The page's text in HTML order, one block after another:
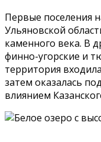
Первые поселения
Ульяновской
каменного века. В
финно-угорские и
территория
затем оказалась
влиянием